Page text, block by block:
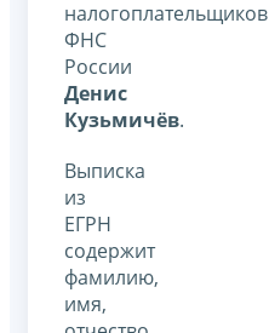
налогоплательщиков
ФНС
России
Денис
Кузьмичёв.
Выписка
из
ЕГРН
содержит
фамилию,
имя,